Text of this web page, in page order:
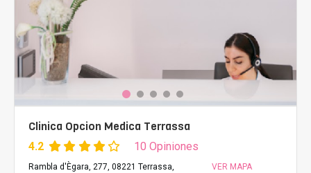
Clinica Opcion Medica Terrassa
4.2 10 Opiniones
Rambla d'Ègara, 277, 08221 Terrassa,
VER MAPA